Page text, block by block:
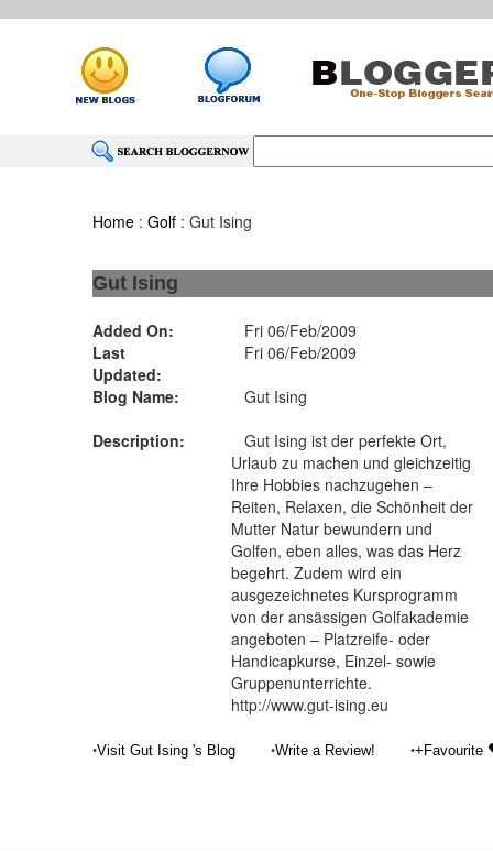
Home :Golf : Gut Ising
Gut Ising
Added On:
Fri 06/Feb/2009
Last
Updated:
Fri 06/Feb/2009
Blog Name:
Gut Ising
Description:
Gut Ising ist der perfekte Ort,
Urlaub zu machen und gleichzeitig
Ihre Hobbies nachzugehen –
Reiten, Relaxen, die Schönheit der
Mutter Natur bewundern und
Golfen, eben alles, was das Herz
begehrt. Zudem wird ein
ausgezeichnetes Kursprogramm
von der ansässigen Golfakademie
angeboten – Platzreife- oder
Handicapkurse, Einzel- sowie
Gruppenunterrichte.
http://www.gut-ising.eu
•Visit Gut Ising 's Blog •Write a Review! •+Favourite